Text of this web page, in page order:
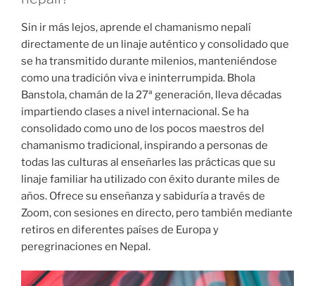
Sin ir más lejos, aprende el chamanismo nepalí
directamente de un linaje auténtico y consolidado que
se ha transmitido durante milenios, manteniéndose
como una tradición viva e ininterrumpida. Bhola
Banstola, chamán de la 27ª generación, lleva décadas
impartiendo clases a nivel internacional. Se ha
consolidado como uno de los pocos maestros del
chamanismo tradicional, inspirando a personas de
todas las culturas al enseñarles las prácticas que su
linaje familiar ha utilizado con éxito durante miles de
años. Ofrece su enseñanza y sabiduría a través de
Zoom, con sesiones en directo, pero también mediante
retiros en diferentes países de Europa y
peregrinaciones en Nepal.